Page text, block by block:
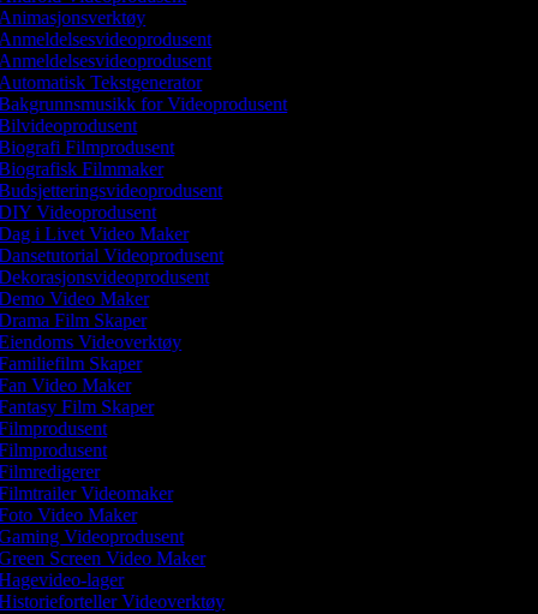
Tekstgenerator
for Videoprodusent
Filmprodusent
Filmmaker
Videoprodusent
i Livet Video Maker
Videoprodusent
Video Maker
Film Skaper
Videoverktøy
Skaper
Video Maker
Film Skaper
Videomaker
Video Maker
Videoprodusent
Screen Video Maker
lager
Videoverktøy